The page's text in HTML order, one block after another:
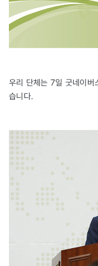
우리 단체는 7일 굿네이버
습니다.